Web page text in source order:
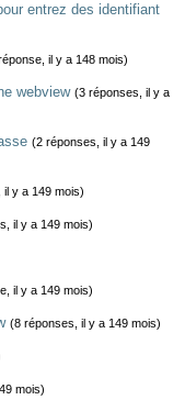
entrez des identifiant
il y a 148 mois)
webview (3 réponses, il y a
(2 réponses, il y a 149
il y a 149 mois)
il y a 149 mois)
il y a 149 mois)
(8 réponses, il y a 149 mois)
mois)